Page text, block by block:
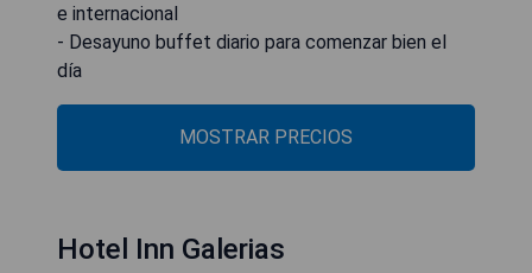
e internacional
- Desayuno buffet diario para comenzar bien el
día
MOSTRAR PRECIOS
Hotel Inn Galerias